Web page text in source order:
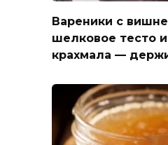
Вареники с
шелковое тесто
крахмала —